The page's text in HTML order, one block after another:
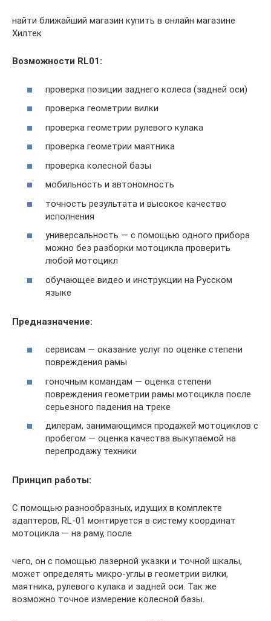
найти ближайший магазин купить в онлайн магазине
Хилтек
Возможности RL01:
проверка позиции заднего колеса (задней оси)
проверка геометрии вилки
проверка геометрии рулевого кулака
проверка геометрии маятника
проверка колесной базы
мобильность и автономность
точность результата и высокое качество
исполнения
универсальность — с помощью одного прибора
можно без разборки мотоцикла проверить
любой мотоцикл
обучающее видео и инструкции на Русском
языке
Предназначение:
сервисам — оказание услуг по оценке степени
повреждения рамы
гоночным командам — оценка степени
повреждения геометрии рамы мотоцикла после
серьезного падения на треке
дилерам, занимающимся продажей мотоциклов с
пробегом — оценка качества выкупаемой на
перепродажу техники
Принцип работы:
С помощью разнообразных, идущих в комплекте
адаптеров, RL-01 монтируется в систему координат
мотоцикла — на раму, после
чего, он с помощью лазерной указки и точной шкалы,
может определять микро-углы в геометрии вилки,
маятника, рулевого кулака и задней оси. Так же
возможно точное измерение колесной базы.